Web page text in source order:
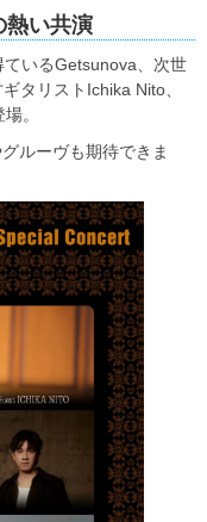
熱い共演
いるGetsunova、次世
タリストIchika Nito、
。
ルーヴも期待できま